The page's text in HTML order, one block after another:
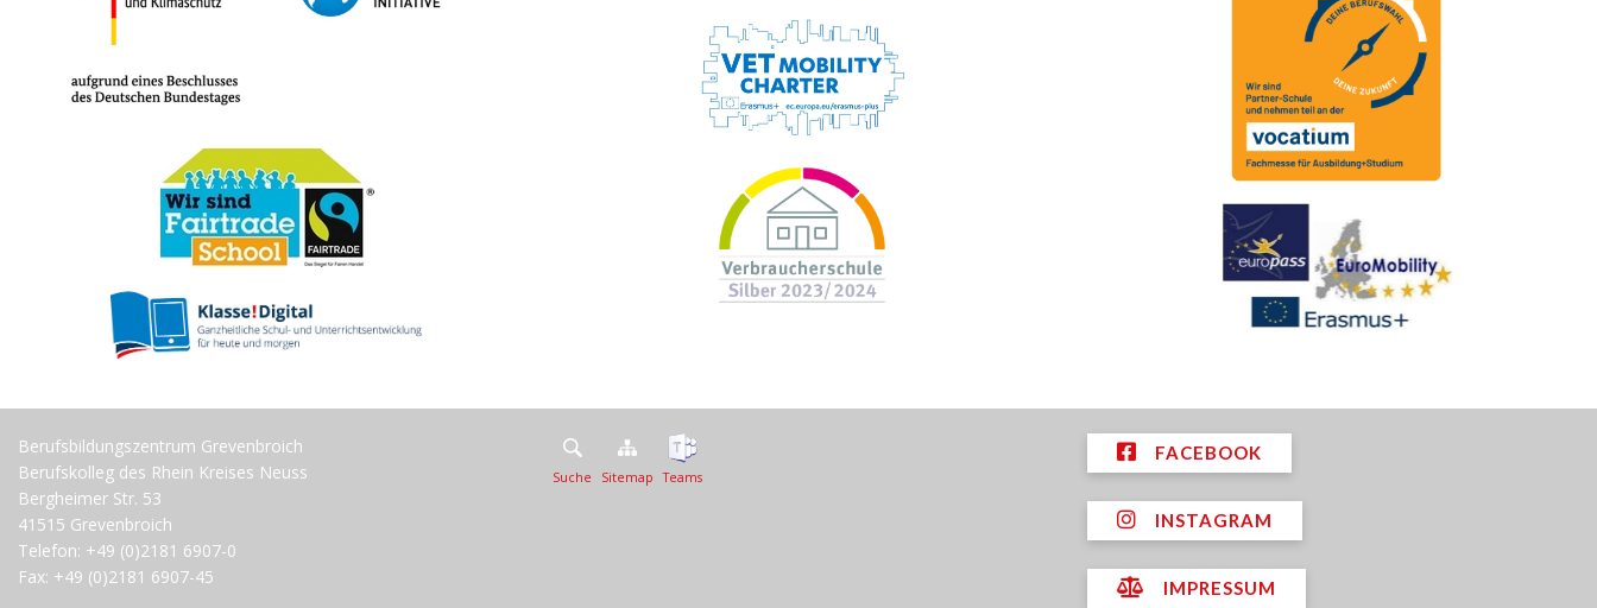
Berufsbildungszentrum Grevenbroich
Berufskolleg des Rhein Kreises Neuss
Bergheimer Str. 53
41515 Grevenbroich
Telefon: +49 (0)2181 6907-0
Fax: +49 (0)2181 6907-45
Suche Sitemap Teams
FACEBOOK
INSTAGRAM
IMPRESSUM